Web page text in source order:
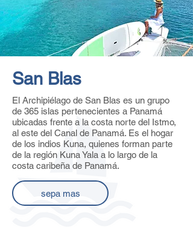
San Blas
El Archipiélago de San Blas es un grupo
de 365 islas pertenecientes a Panamá
ubicadas frente a la costa norte del Istmo,
al este del Canal de Panamá. Es el hogar
de los indios Kuna, quienes forman parte
de la región Kuna Yala a lo largo de la
costa caribeña de Panamá.
sepa mas